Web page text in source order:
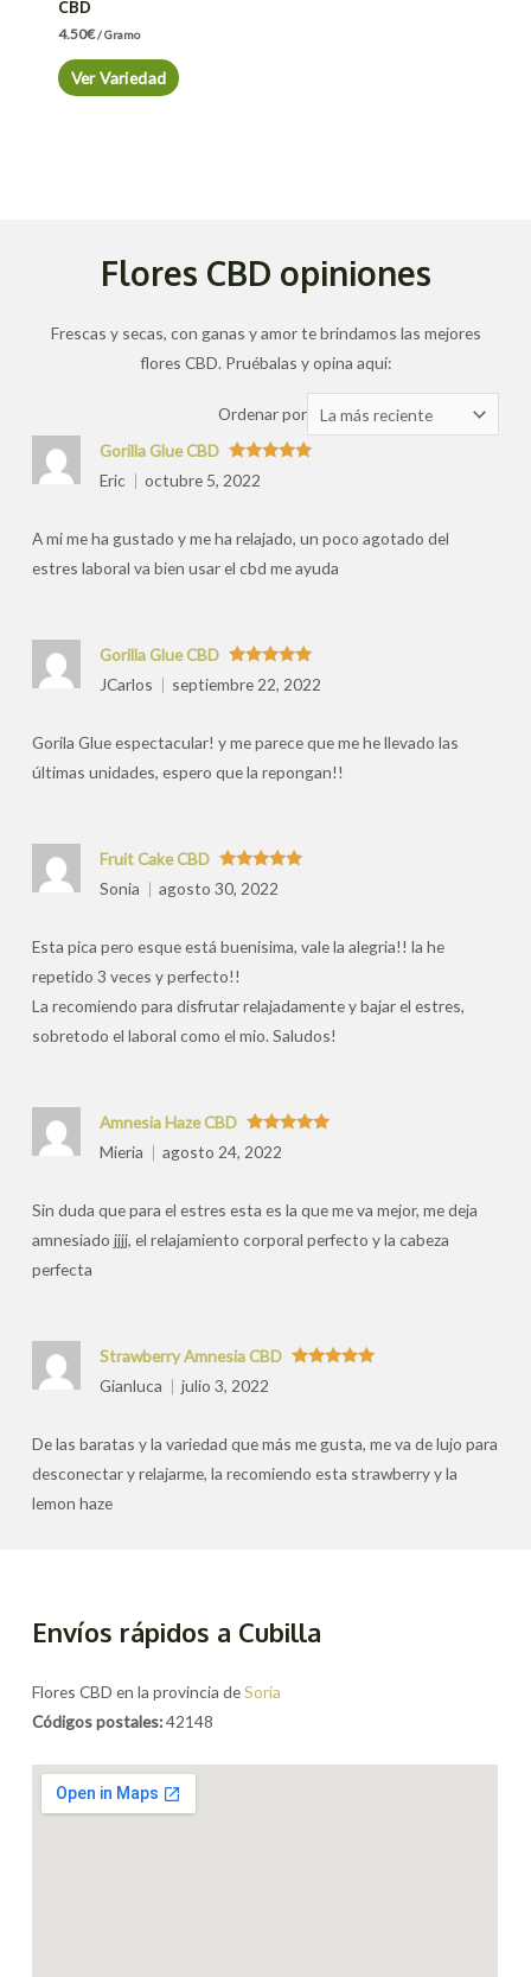
CBD
4.50€/ Gramo
Ver Variedad
Flores CBD opiniones
Frescas y secas, con ganas y amor te brindamos las mejores
flores CBD. Pruébalas y opina aquí:
Ordenar por Ordenar
las
Valorado
con
Gorilla Glue CBD
Eric
octubre 5, 2022
A mi me ha gustado y me ha relajado, un poco agotado del
estres laboral va bien usar el cbd me ayuda
Valorado
con5de 5
Gorilla Glue CBD
JCarlos
septiembre 22, 2022
Gorila Glue espectacular! y me parece que me he llevado las
últimas unidades, espero que la repongan!!
Valorado
con5de 5
Fruit Cake CBD
Sonia
agosto 30, 2022
Esta pica pero esque está buenisima, vale la alegria!! la he
repetido 3 veces y perfecto!!
La recomiendo para disfrutar relajadamente y bajar el estres,
sobretodo el laboral como el mio. Saludos!
Valorado
con5
Amnesia Haze CBD
Mieria
agosto 24, 2022
Sin duda que para el estres esta es la que me va mejor, me deja
amnesiado jjjj, el relajamiento corporal perfecto y la cabeza
perfecta
Strawberry Amnesia CBD
Gianluca
julio 3, 2022
De las baratas y la variedad que más me gusta, me va de lujo para
desconectar y relajarme, la recomiendo esta strawberry y la
lemon haze
Envíos rápidos a Cubilla
Flores CBD en la provincia deSoria
Códigos postales:42148